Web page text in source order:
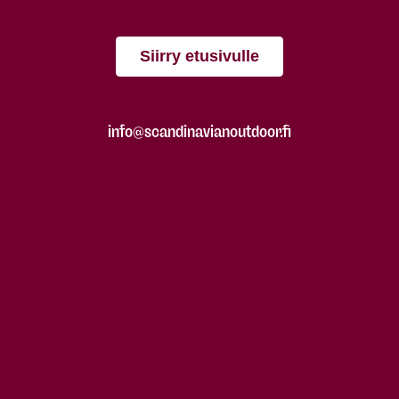
Siirry etusivulle
info@scandinavianoutdoor.fi